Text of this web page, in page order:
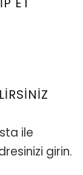
ile
girin.